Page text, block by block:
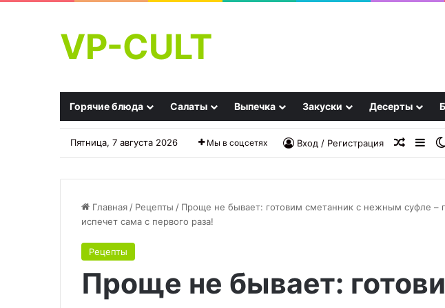
VP-CULT
Горячие блюда Салаты Выпечка Закуски Десерты
Пятница, 7 августа 2026 Мы в соцсетях Вход / Регистрация
Главная / Рецепты / Проще не бывает: готовим сметанник с нежным суфле –
испечет сама с первого раза!
Рецепты
Проще не бывает:
чесночный
соус
вот